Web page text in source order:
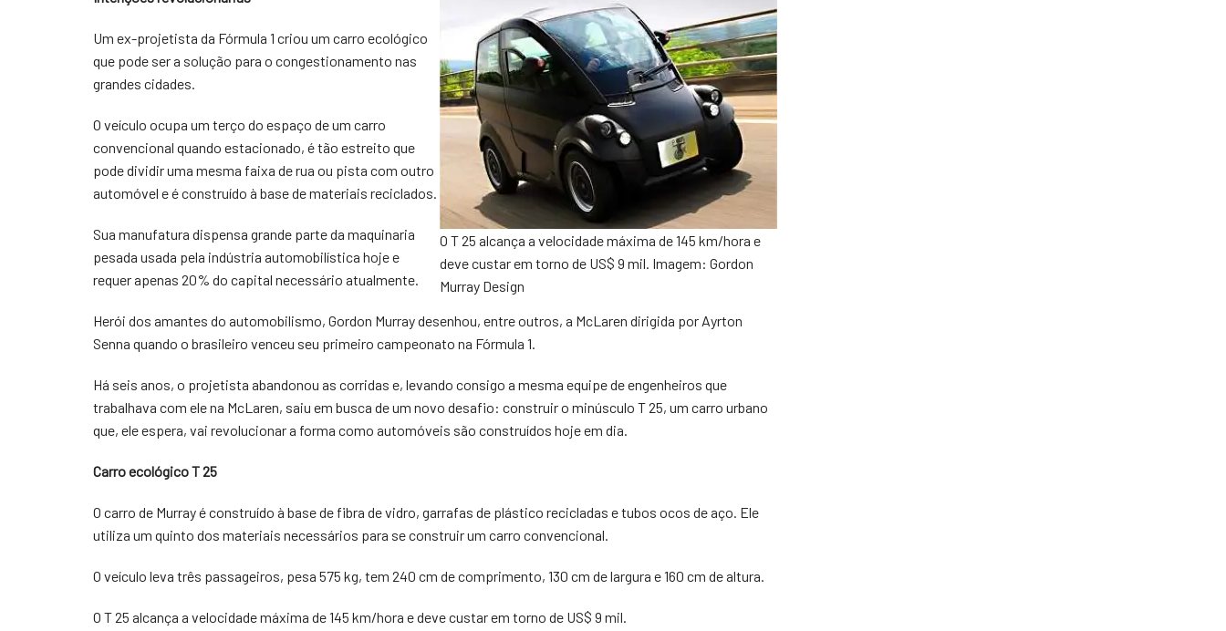
O T 25 alcança a velocidade máxima de 145 km/hora e
deve custar em torno de US$ 9 mil. Imagem: Gordon
Murray Design
Um ex-projetista da Fórmula 1 criou um carro ecológico
que pode ser a solução para o congestionamento nas
grandes cidades.
O veículo ocupa um terço do espaço de um carro
convencional quando estacionado, é tão estreito que
pode dividir uma mesma faixa de rua ou pista com outro
automóvel e é construído à base de materiais reciclados.
Sua manufatura dispensa grande parte da maquinaria
pesada usada pela indústria automobilística hoje e
requer apenas 20% do capital necessário atualmente.
Herói dos amantes do automobilismo, Gordon Murray desenhou, entre outros, a McLaren dirigida por Ayrton
Senna quando o brasileiro venceu seu primeiro campeonato na Fórmula 1.
Há seis anos, o projetista abandonou as corridas e, levando consigo a mesma equipe de engenheiros que
trabalhava com ele na McLaren, saiu em busca de um novo desafio: construir o minúsculo T 25, um carro urbano
que, ele espera, vai revolucionar a forma como automóveis são construídos hoje em dia.
Carro ecológico T 25
O carro de Murray é construído à base de fibra de vidro, garrafas de plástico recicladas e tubos ocos de aço. Ele
utiliza um quinto dos materiais necessários para se construir um carro convencional.
O veículo leva três passageiros, pesa 575 kg, tem 240 cm de comprimento, 130 cm de largura e 160 cm de altura.
O T 25 alcança a velocidade máxima de 145 km/hora e deve custar em torno de US$ 9 mil.